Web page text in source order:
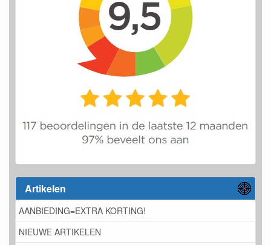
Artikelen
AANBIEDING=EXTRA KORTING!
NIEUWE ARTIKELEN